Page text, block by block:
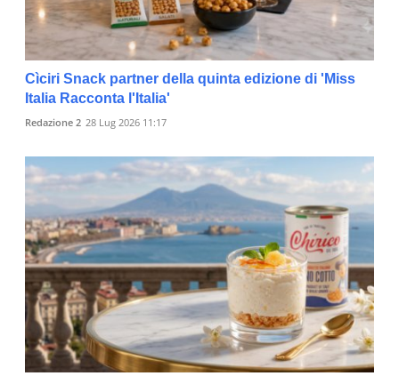
Cìciri Snack partner della quinta edizione di 'Miss
Italia Racconta l'Italia'
Redazione 2 28 Lug 2026 11:17